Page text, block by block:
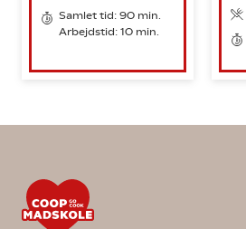
Samlet tid: 90 min.
Arbejdstid: 10 min.